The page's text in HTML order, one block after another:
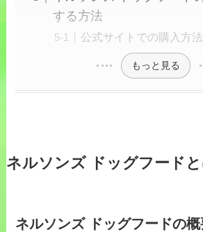
する方法
公式サイトでの購入方
もっと見る
ネルソンズ ドッグフードと
ネルソンズ ドッグフードの